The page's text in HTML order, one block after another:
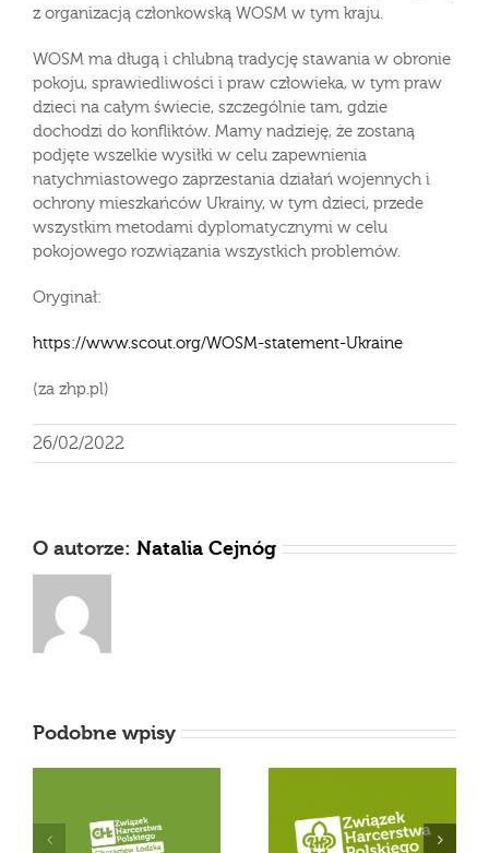
z organizacją członkowską WOSM w tym kraju.
WOSM ma długą i chlubną tradycję stawania w obronie
pokoju, sprawiedliwości i praw człowieka, w tym praw
dzieci na całym świecie, szczególnie tam, gdzie
dochodzi do konfliktów. Mamy nadzieję, że zostaną
podjęte wszelkie wysiłki w celu zapewnienia
natychmiastowego zaprzestania działań wojennych i
ochrony mieszkańców Ukrainy, w tym dzieci, przede
wszystkim metodami dyplomatycznymi w celu
pokojowego rozwiązania wszystkich problemów.
Oryginał:
https://www.scout.org/WOSM-statement-Ukraine
(za zhp.pl)
26/02/2022
O autorze: Natalia Cejnóg
Podobne wpisy
Wspólny list
Przewodniczącego
Komunikat GK ZHP w